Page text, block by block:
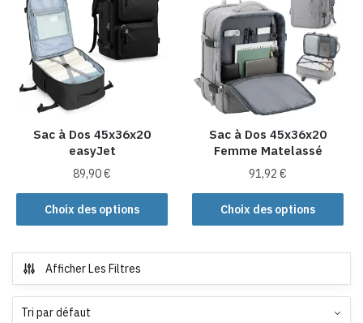
Les
options
peuvent
être
choisies
la
page
du
produit
Les
options
peuvent
être
choisies
sur
la
page
du
produit
Sac à Dos 45x36x20
easyJet
89,90€
Choix des options
Ce
produit
plusieurs
variations.
Les
Sac à Dos 45x36x20
Femme Matelassé
91,92€
Choix des options
Ce
produit
variations.
Les
Afficher Les Filtres